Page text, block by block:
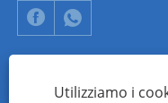
Copyright © 2024 Xiamen
Utilizziamo i